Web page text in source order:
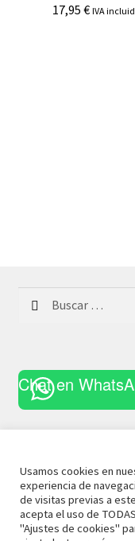
17,95€ IVA
Chat en
© 2023 La Casa
Condiciones
Usamos cookies en
experiencia de
de visitas previas a
acepta el uso de
"Ajustes de cookies"